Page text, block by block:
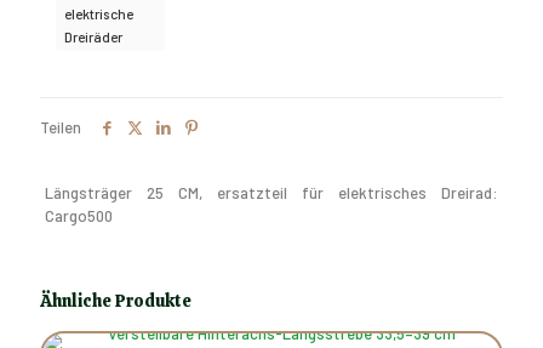
elektrische
Dreiräder
Teilen
Längsträger 25 CM, ersatzteil für elektrisches Dreirad:
Cargo500
Ähnliche Produkte